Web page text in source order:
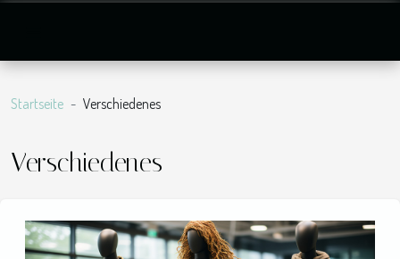
Startseite Verschiedenes
Verschiedenes